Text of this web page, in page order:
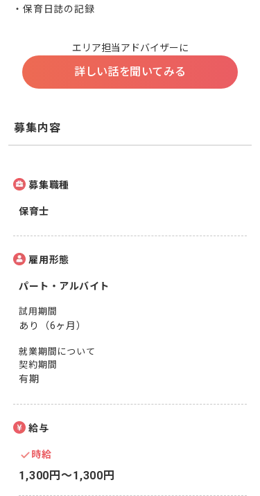
・保育日誌の記録
エリア担当アドバイザーに
詳しい話を聞いてみる
募集内容
募集職種
保育士
雇用形態
パート・アルバイト
試用期間
あり（6ヶ月）
就業期間について
契約期間
有期
給与
時給
1,300円〜1,300円